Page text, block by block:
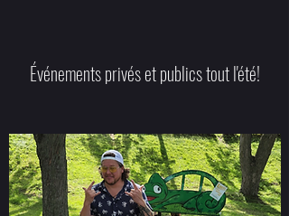
Événements privés et publics tout l'été!